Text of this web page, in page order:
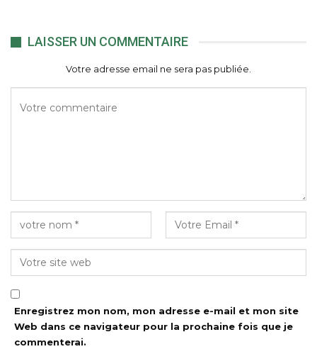
LAISSER UN COMMENTAIRE
Votre adresse email ne sera pas publiée.
Enregistrez mon nom, mon adresse e-mail et mon site
Web dans ce navigateur pour la prochaine fois que je
commenterai.